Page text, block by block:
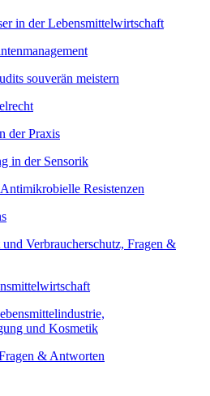
in der Lebensmittelwirtschaft
souverän meistern
der Praxis
in der Sensorik
Resistenzen
Verbraucherschutz, Fragen &
und Kosmetik
& Antworten